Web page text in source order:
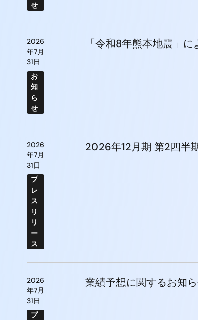
せ
2026
年7月
31日
お
知
ら
せ
「令和8年熊本地震」
2026
年7月
31日
プ
レ
ス
リ
リ
ー
ス
2026年12月期 第2四半
2026
年7月
31日
プ
業績予想に関するお知